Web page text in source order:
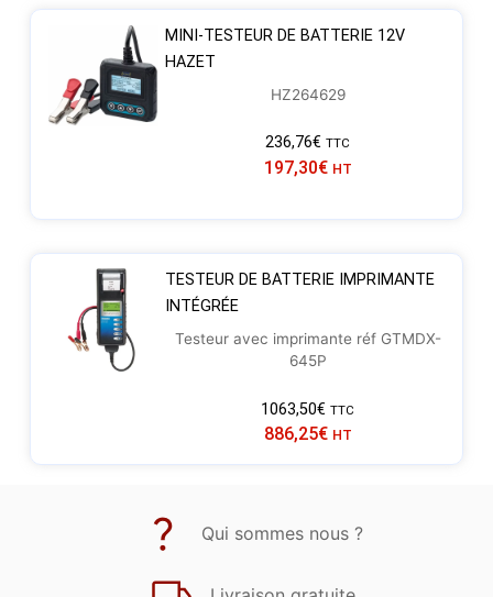
MINI-TESTEUR DE BATTERIE 12V
HAZET
HZ264629
236,76€ TTC
197,30€ HT
TESTEUR DE BATTERIE IMPRIMANTE
INTÉGRÉE
Testeur avec imprimante réf GTMDX-
645P
1063,50€ TTC
886,25€ HT
Qui sommes nous ?